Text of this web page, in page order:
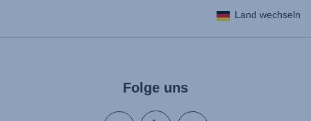
Land wechseln
Folge uns